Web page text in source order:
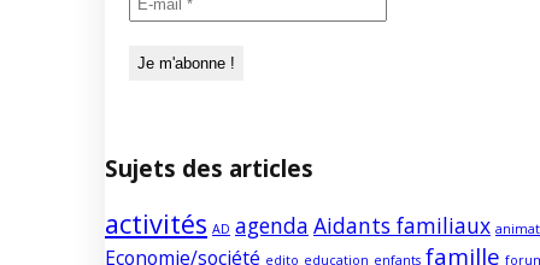
Sujets des articles
activités AD agenda Aidants familiaux
Economie/société edito education enfants famille